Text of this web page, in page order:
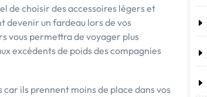
de choisir des accessoires légers et
devenir un fardeau lors de vos
vous permettra de voyager plus
excédents de poids des compagnies
ils prennent moins de place dans vos